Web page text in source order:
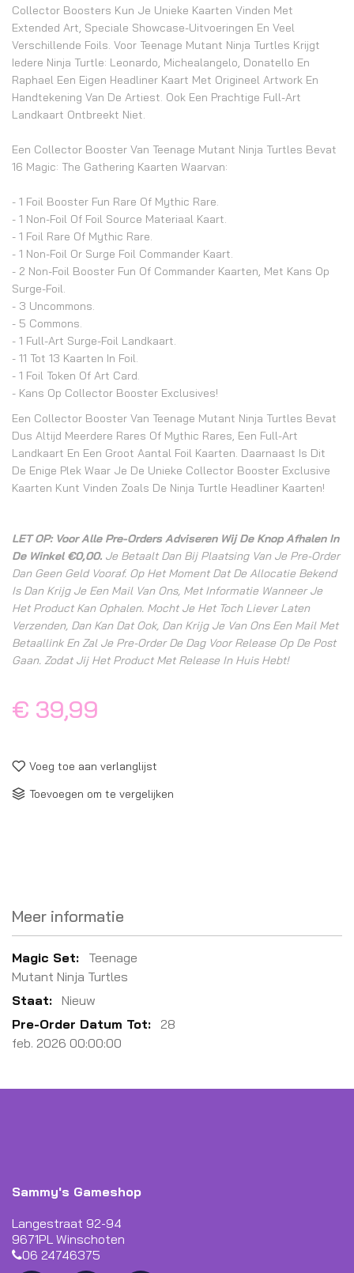
Collector Boosters Kun Je Unieke Kaarten Vinden Met
Extended Art, Speciale Showcase-Uitvoeringen En Veel
Verschillende Foils. Voor Teenage Mutant Ninja Turtles Krijgt
Iedere Ninja Turtle: Leonardo, Michealangelo, Donatello En
Raphael Een Eigen Headliner Kaart Met Origineel Artwork En
Handtekening Van De Artiest. Ook Een Prachtige Full-Art
Landkaart Ontbreekt Niet.
Een Collector Booster Van Teenage Mutant Ninja Turtles Bevat
16 Magic: The Gathering Kaarten Waarvan:
- 1 Foil Booster Fun Rare Of Mythic Rare.
- 1 Non-Foil Of Foil Source Materiaal Kaart.
- 1 Foil Rare Of Mythic Rare.
- 1 Non-Foil Or Surge Foil Commander Kaart.
- 2 Non-Foil Booster Fun Of Commander Kaarten, Met Kans Op
Surge-Foil.
- 3 Uncommons.
- 5 Commons.
- 1 Full-Art Surge-Foil Landkaart.
- 11 Tot 13 Kaarten In Foil.
- 1 Foil Token Of Art Card.
- Kans Op Collector Booster Exclusives!
Een Collector Booster Van Teenage Mutant Ninja Turtles Bevat
Dus Altijd Meerdere Rares Of Mythic Rares, Een Full-Art
Landkaart En Een Groot Aantal Foil Kaarten. Daarnaast Is Dit
De Enige Plek Waar Je De Unieke Collector Booster Exclusive
Kaarten Kunt Vinden Zoals De Ninja Turtle Headliner Kaarten!
LET OP: Voor Alle Pre-Orders Adviseren Wij De Knop Afhalen In
De Winkel €0,00. Je Betaalt Dan Bij Plaatsing Van Je Pre-Order
Dan Geen Geld Vooraf. Op Het Moment Dat De Allocatie Bekend
Is Dan Krijg Je Een Mail Van Ons, Met Informatie Wanneer Je
Het Product Kan Ophalen. Mocht Je Het Toch Liever Laten
Verzenden, Dan Kan Dat Ook, Dan Krijg Je Van Ons Een Mail Met
Betaallink En Zal Je Pre-Order De Dag Voor Release Op De Post
Gaan. Zodat Jij Het Product Met Release In Huis Hebt!
€ 39,99
Voeg toe aan verlanglijst
Toevoegen om te vergelijken
Meer informatie
Meer
informatie
Teenage
Mutant Ninja Turtles
Nieuw
28
feb. 2026 00:00:00
Sammy's Gameshop
Langestraat 92-94
9671PL Winschoten
06 24746375